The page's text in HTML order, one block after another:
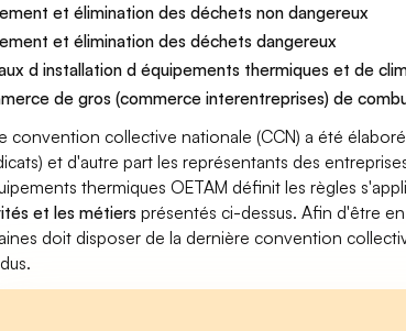
et élimination des déchets non dangereux
et élimination des déchets dangereux
d installation d équipements thermiques et de
de gros (commerce interentreprises) de
convention collective nationale (CCN) a été
et d'autre part les représentants des
thermiques OETAM définit les règles
et les métiers présentés ci-dessus. Afin d'être
doit disposer de la dernière convention